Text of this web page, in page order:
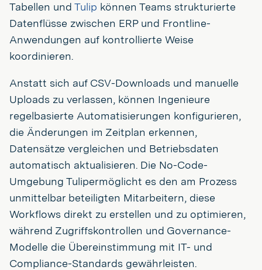
Tabellen und Tulip können Teams strukturierte
Datenflüsse zwischen ERP und Frontline-
Anwendungen auf kontrollierte Weise
koordinieren.
Anstatt sich auf CSV-Downloads und manuelle
Uploads zu verlassen, können Ingenieure
regelbasierte Automatisierungen konfigurieren,
die Änderungen im Zeitplan erkennen,
Datensätze vergleichen und Betriebsdaten
automatisch aktualisieren. Die No-Code-
Umgebung Tulipermöglicht es den am Prozess
unmittelbar beteiligten Mitarbeitern, diese
Workflows direkt zu erstellen und zu optimieren,
während Zugriffskontrollen und Governance-
Modelle die Übereinstimmung mit IT- und
Compliance-Standards gewährleisten.